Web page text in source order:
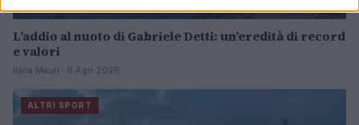
L’addio al nuoto di Gabriele Detti: un’eredità di record
e valori
Ilaria Mauri · 6 Ago 2026
ALTRI SPORT